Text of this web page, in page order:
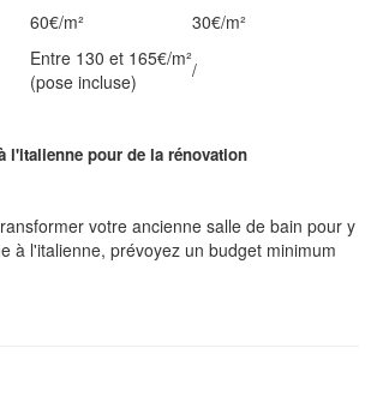
60€/m²
30€/m²
Entre 130 et 165€/m²
(pose incluse)
/
l'italienne pour de la rénovation
votre ancienne salle de bain pour y
à l'italienne, prévoyez un budget minimum